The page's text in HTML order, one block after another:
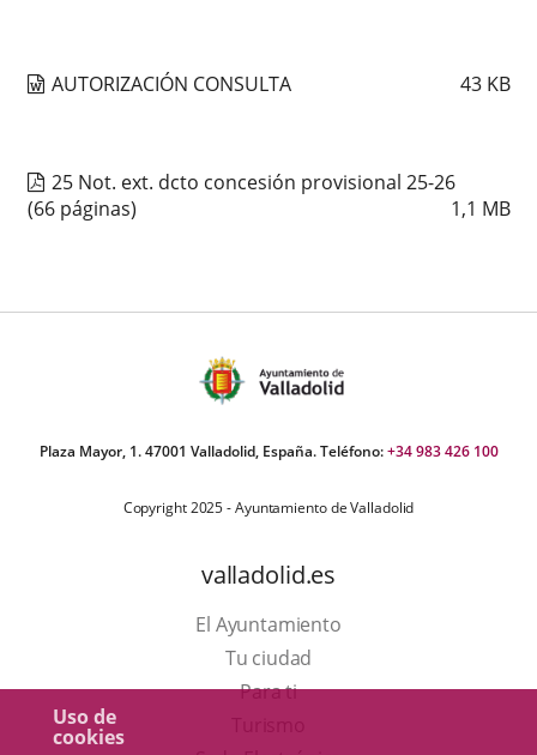
Uso de
cookies
AUTORIZACIÓN CONSULTA 43 KB
25 Not. ext. dcto concesión provisional 25-26
1,1 MB
(66 páginas)
Plaza Mayor, 1. 47001 Valladolid, España. Teléfono:+34 983 426 100
Copyright 2025 - Ayuntamiento de Valladolid
valladolid.es
El Ayuntamiento
Tu ciudad
Para ti